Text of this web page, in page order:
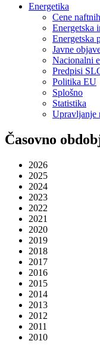
Energetika
Cene
Energetska
Energetska
Javne
Nacionalni
Predpisi
Politika EU
Splošno
Statistika
Upravljanje
Časovno
2026
2025
2024
2023
2022
2021
2020
2019
2018
2017
2016
2015
2014
2013
2012
2011
2010